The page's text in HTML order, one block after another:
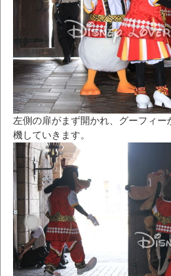
左側の扉がまず開かれ、グーフィ
機していきます。